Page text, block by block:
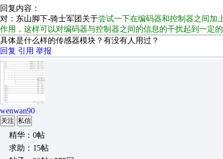
回复内容：
对：东山脚下-骑士军团关于尝试一下在编码器和控制器之间加
作用，这样可以对编码器与控制器之间的信息的干扰起到一定
具体是什么样的传感器模块？有没有人用过？
回复 引用 举报
wenwan90
关注 私信
精华：0帖
求助：15帖